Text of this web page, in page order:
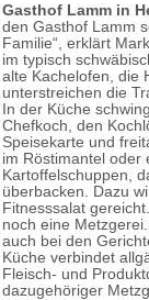
Gasthof Lamm in
den Gasthof Lamm
Familie“, erklärt
im typisch
alte Kachelofen, die
unterstreichen die
In der Küche
Chefkoch, den
Speisekarte und
im Röstimantel oder
Kartoffelschuppen,
überbacken. Dazu
Fitnesssalat
noch eine
auch bei den
Küche verbindet
Fleisch- und
dazugehöriger